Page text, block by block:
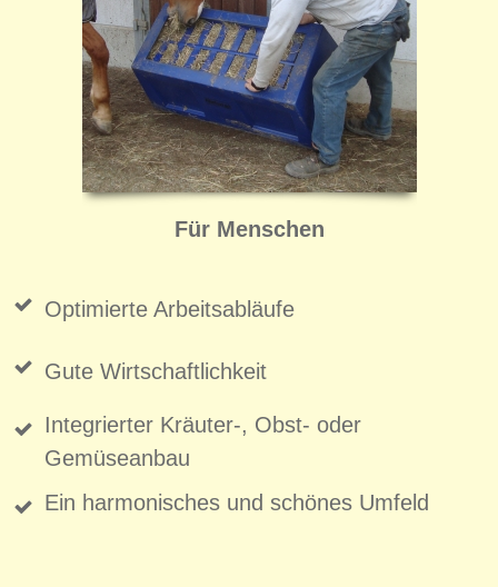
Für Menschen
Optimierte Arbeitsabläufe
Gute Wirtschaftlichkeit
Integrierter Kräuter-, Obst- oder
Gemüseanbau
Ein harmonisches und schönes Umfeld